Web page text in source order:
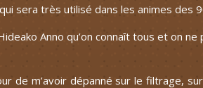
sera très utilisé dans les animes des
Anno qu’on connaît tous et on
de m’avoir dépanné sur le filtrage,